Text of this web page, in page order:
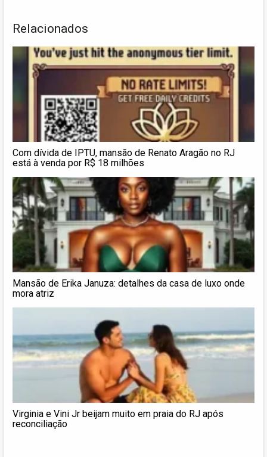
Relacionados
Com dívida de IPTU, mansão de Renato Aragão no RJ
está à venda por R$ 18 milhões
Mansão de Erika Januza: detalhes da casa de luxo onde
mora atriz
Virginia e Vini Jr beijam muito em praia do RJ após
reconciliação